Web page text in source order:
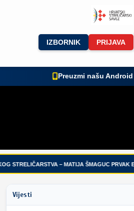
IZBORNIK PRIJAVA
Preuzmi našu
STRELIČARSTVA – MATIJA ŠMAGUC PRVAK
Vijesti